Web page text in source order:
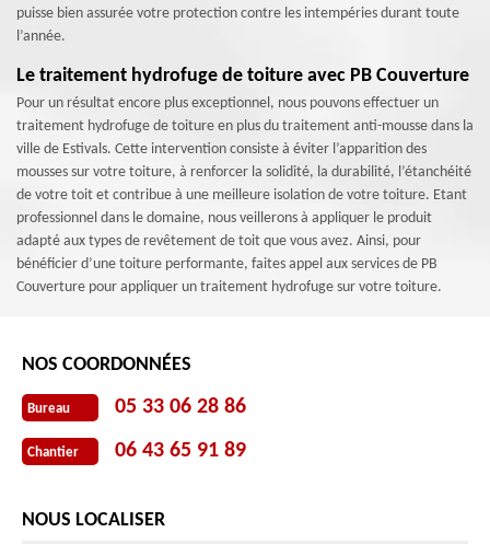
puisse bien assurée votre protection contre les intempéries durant toute
l’année.
Le traitement hydrofuge de toiture avec PB Couverture
Pour un résultat encore plus exceptionnel, nous pouvons effectuer un
traitement hydrofuge de toiture en plus du traitement anti-mousse dans la
ville de Estivals. Cette intervention consiste à éviter l’apparition des
mousses sur votre toiture, à renforcer la solidité, la durabilité, l’étanchéité
de votre toit et contribue à une meilleure isolation de votre toiture. Etant
professionnel dans le domaine, nous veillerons à appliquer le produit
adapté aux types de revêtement de toit que vous avez. Ainsi, pour
bénéficier d’une toiture performante, faites appel aux services de PB
Couverture pour appliquer un traitement hydrofuge sur votre toiture.
NOS COORDONNÉES
Bureau 05 33 06 28 86
Chantier 06 43 65 91 89
NOUS LOCALISER